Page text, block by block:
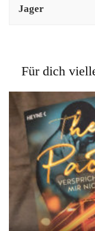
Jager
Für dich